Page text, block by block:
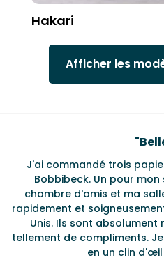
Hakari
Afficher les
"
J'ai commandé trois
Bobbibeck. Un pour
chambre d'amis et ma
rapidement et
Unis. Ils sont absolument
tellement de compliments.
en un clin d'œil